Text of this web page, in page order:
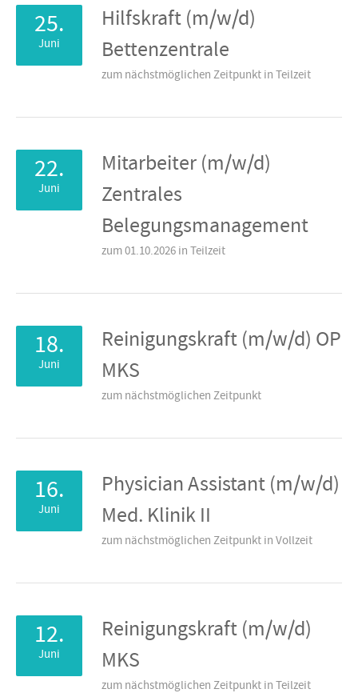
25.
Juni
Hilfskraft (m/w/d)
Bettenzentrale
zum nächstmöglichen Zeitpunkt in Teilzeit
22.
Juni
Mitarbeiter (m/w/d)
Zentrales
Belegungsmanagement
zum 01.10.2026 in Teilzeit
18.
Juni
Reinigungskraft (m/w/d) OP
MKS
zum nächstmöglichen Zeitpunkt
16.
Juni
Physician Assistant (m/w/d)
Med. Klinik II
zum nächstmöglichen Zeitpunkt in Vollzeit
12.
Juni
Reinigungskraft (m/w/d)
MKS
zum nächstmöglichen Zeitpunkt in Teilzeit